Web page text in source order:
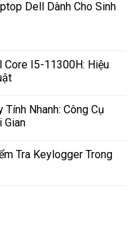
Dell Dành Cho Sinh
Core I5-11300H: Hiệu
Nhanh: Công Cụ
Gian
Tra Keylogger Trong